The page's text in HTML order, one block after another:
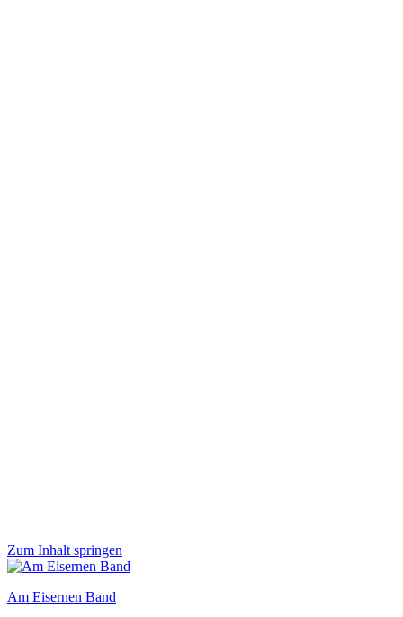
Zum Inhalt springen
Am Eisernen Band